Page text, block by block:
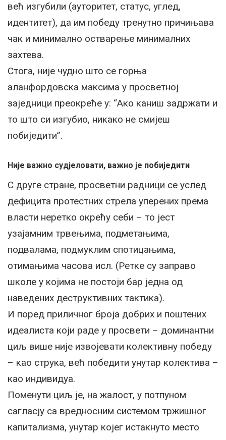
већ изгубили (ауторитет, статус, углед,
идентитет), да им победу тренутно причињава
чак и минимално остварење минималних
захтева.
Стога, није чудно што се горња
аланфордовска максима у просветној
заједници преокреће у: “Ако каниш задржати и
то што си изгубио, никако не смијеш
побиједити”.
Није важно судјеловати, важно је побиједити
С друге стране, просветни радници се услед
дефицита протестних стрела уперених према
власти неретко окрећу себи – то јест
узајамним трвењима, подметањима,
подвалама, подмуклим спотицањима,
отимањима часова исл. (Ретке су заправо
школе у којима не постоји бар једна од
наведених деструктивних тактика).
И поред приличног броја добрих и поштених
идеалиста који раде у просвети – доминантни
циљ више није извојевати колективну победу
– као струка, већ победити унутар колектива –
као индивидуа.
Поменути циљ је, на жалост, у потпуном
сагласју са вредносним системом тржишног
капитализма, унутар којег истакнуто место